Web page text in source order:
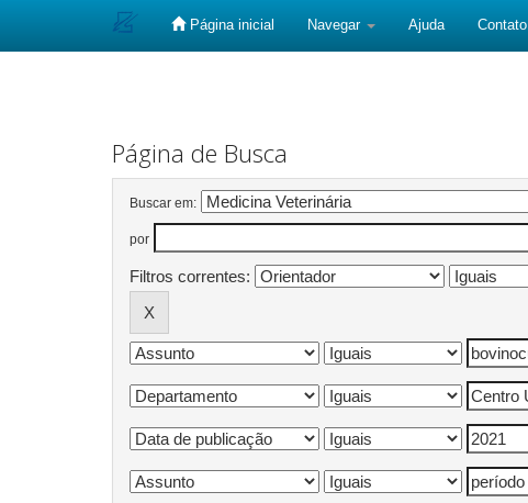
Página inicial Navegar Ajuda Contato
Página de Busca
Buscar em:
por
Filtros correntes: